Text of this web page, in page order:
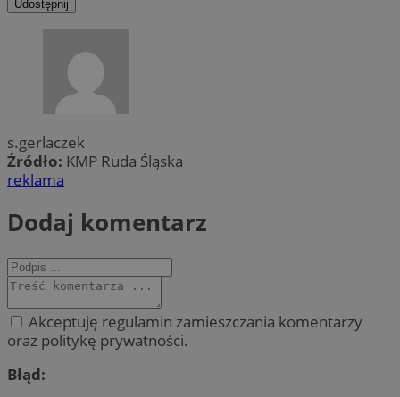
Udostępnij
s.gerlaczek
Źródło: KMP Ruda Śląska
reklama
Dodaj komentarz
Akceptuję regulamin zamieszczania komentarzy
oraz politykę prywatności.
Błąd: